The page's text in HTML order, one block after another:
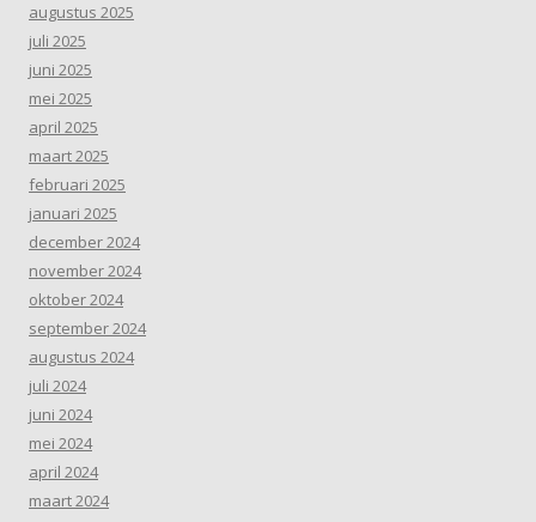
augustus 2025
juli 2025
juni 2025
mei 2025
april 2025
maart 2025
februari 2025
januari 2025
december 2024
november 2024
oktober 2024
september 2024
augustus 2024
juli 2024
juni 2024
mei 2024
april 2024
maart 2024